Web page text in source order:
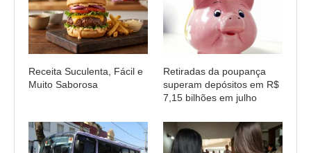
Receita Suculenta, Fácil e
Muito Saborosa
Retiradas da poupança
superam depósitos em R$
7,15 bilhões em julho